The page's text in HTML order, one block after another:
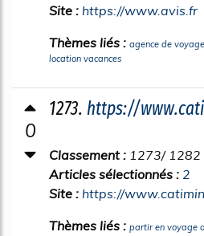
Site : https://www.avis.fr
Thèmes liés : agence de
location vacances
0
1273. https://
Classement : 1273/ 1282
Articles sélectionnés : 2
Site : https://
Thèmes liés : partir en voyage